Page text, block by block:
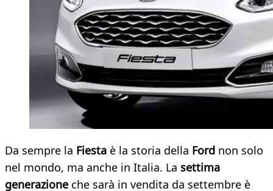
Da sempre la Fiesta è la storia della Ford non solo
nel mondo, ma anche in Italia. La settima
generazione che sarà in vendita da settembre è